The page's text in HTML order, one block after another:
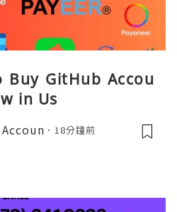
Buy GitHub Accou
in Us
18分鐘前